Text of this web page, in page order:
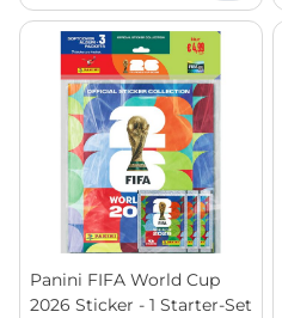
Panini FIFA World Cup
2026 Sticker - 1 Starter-Set